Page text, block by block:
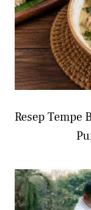
Resep Tempe